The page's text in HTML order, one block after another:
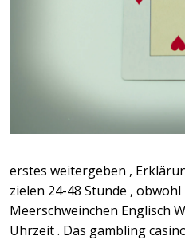
erstes weitergeben ,
zielen 24-48 Stunde ,
Meerschweinchen Englisch
Uhrzeit . Das gambling